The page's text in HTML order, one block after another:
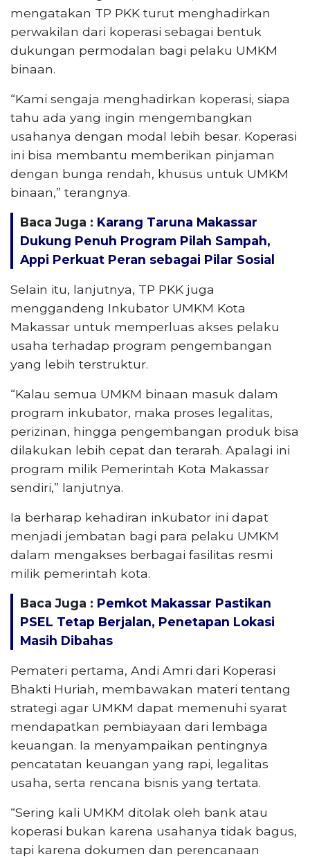
mengatakan TP PKK turut menghadirkan
perwakilan dari koperasi sebagai bentuk
dukungan permodalan bagi pelaku UMKM
binaan.
“Kami sengaja menghadirkan koperasi, siapa
tahu ada yang ingin mengembangkan
usahanya dengan modal lebih besar. Koperasi
ini bisa membantu memberikan pinjaman
dengan bunga rendah, khusus untuk UMKM
binaan,” terangnya.
Baca Juga : Karang Taruna Makassar
Dukung Penuh Program Pilah Sampah,
Appi Perkuat Peran sebagai Pilar Sosial
Selain itu, lanjutnya, TP PKK juga
menggandeng Inkubator UMKM Kota
Makassar untuk memperluas akses pelaku
usaha terhadap program pengembangan
yang lebih terstruktur.
“Kalau semua UMKM binaan masuk dalam
program inkubator, maka proses legalitas,
perizinan, hingga pengembangan produk bisa
dilakukan lebih cepat dan terarah. Apalagi ini
program milik Pemerintah Kota Makassar
sendiri,” lanjutnya.
Ia berharap kehadiran inkubator ini dapat
menjadi jembatan bagi para pelaku UMKM
dalam mengakses berbagai fasilitas resmi
milik pemerintah kota.
Baca Juga : Pemkot Makassar Pastikan
PSEL Tetap Berjalan, Penetapan Lokasi
Masih Dibahas
Pemateri pertama, Andi Amri dari Koperasi
Bhakti Huriah, membawakan materi tentang
strategi agar UMKM dapat memenuhi syarat
mendapatkan pembiayaan dari lembaga
keuangan. Ia menyampaikan pentingnya
pencatatan keuangan yang rapi, legalitas
usaha, serta rencana bisnis yang tertata.
“Sering kali UMKM ditolak oleh bank atau
koperasi bukan karena usahanya tidak bagus,
tapi karena dokumen dan perencanaan